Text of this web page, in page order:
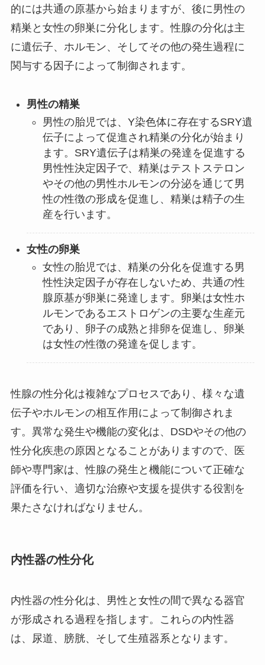
的には共通の原基から始まりますが、後に男性の
精巣と女性の卵巣に分化します。性腺の分化は主
に遺伝子、ホルモン、そしてその他の発生過程に
関与する因子によって制御されます。
男性の精巣
男性の胎児では、Y染色体に存在するSRY遺
伝子によって促進され精巣の分化が始まり
ます。SRY遺伝子は精巣の発達を促進する
男性性決定因子で、精巣はテストステロン
やその他の男性ホルモンの分泌を通じて男
性の性徴の形成を促進し、精巣は精子の生
産を行います。
女性の卵巣
女性の胎児では、精巣の分化を促進する男
性性決定因子が存在しないため、共通の性
腺原基が卵巣に発達します。卵巣は女性ホ
ルモンであるエストロゲンの主要な生産元
であり、卵子の成熟と排卵を促進し、卵巣
は女性の性徴の発達を促します。
性腺の性分化は複雑なプロセスであり、様々な遺
伝子やホルモンの相互作用によって制御されま
す。異常な発生や機能の変化は、DSDやその他の
性分化疾患の原因となることがありますので、医
師や専門家は、性腺の発生と機能について正確な
評価を行い、適切な治療や支援を提供する役割を
果たさなければなりません。
内性器の性分化
内性器の性分化は、男性と女性の間で異なる器官
が形成される過程を指します。これらの内性器
は、尿道、膀胱、そして生殖器系となります。